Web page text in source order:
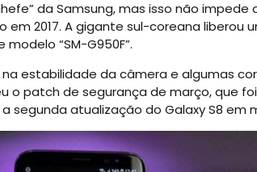
da Samsung, mas isso não
2017. A gigante sul-coreana liberou
“SM-G950F”.
estabilidade da câmera e algumas
o patch de segurança de março, que
segunda atualização do Galaxy S8 em